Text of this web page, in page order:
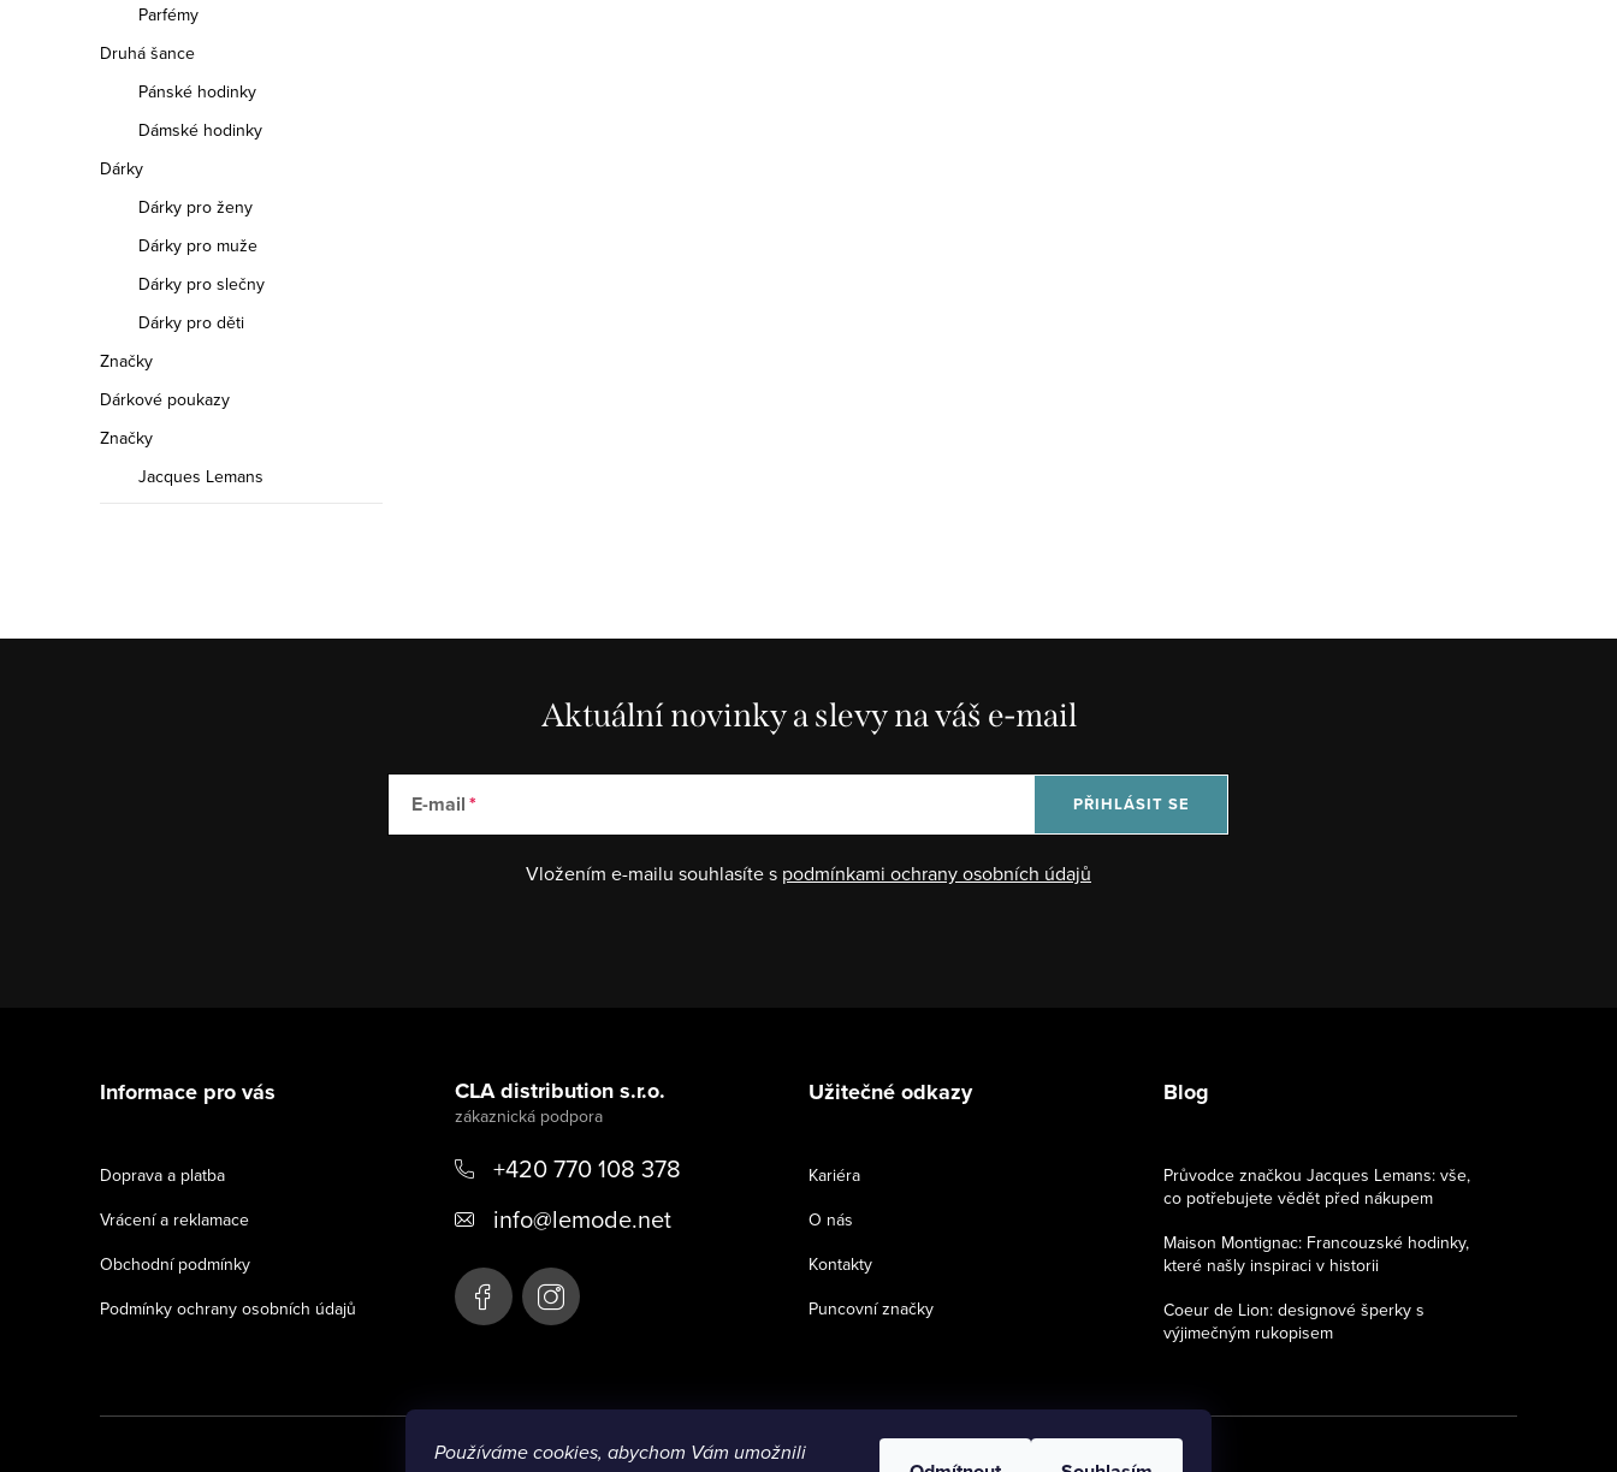
Používáme cookies, abychom Vám umožnili
Parfémy
Druhá šance
Pánské hodinky
Dámské hodinky
Dárky
Dárky pro ženy
Dárky pro muže
Dárky pro slečny
Dárky pro děti
Značky
Dárkové poukazy
Značky
Jacques Lemans
Aktuální novinky a slevy na váš e-mail
E-mail
Vložením e-mailu souhlasíte s podmínkami ochrany osobních údajů
PŘIHLÁSIT SE
Informace pro vás
Doprava a platba
Vrácení a reklamace
Obchodní podmínky
Podmínky ochrany osobních údajů
CLA distribution s.r.o.
+420 770 108 378
info@lemode.net
Užitečné odkazy
Kariéra
O nás
Kontakty
Puncovní značky
Blog
Průvodce značkou Jacques Lemans: vše,
co potřebujete vědět před nákupem
Maison Montignac: Francouzské hodinky,
které našly inspiraci v historii
Coeur de Lion: designové šperky s
výjimečným rukopisem